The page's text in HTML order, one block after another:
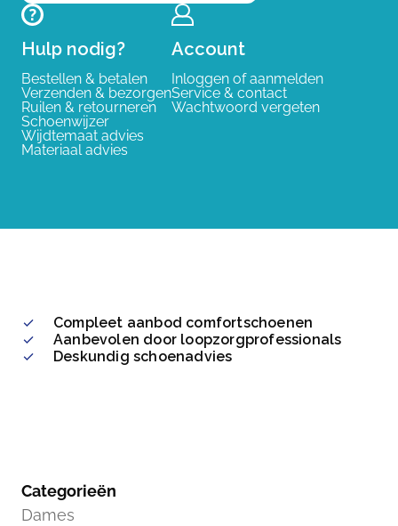
Hulp nodig?
Bestellen & betalen
Verzenden & bezorgen
Ruilen & retourneren
Schoenwijzer
Wijdtemaat advies
Materiaal advies
Account
Inloggen of aanmelden
Service & contact
Wachtwoord vergeten
Compleet aanbod comfortschoenen
Aanbevolen door loopzorgprofessionals
Deskundig schoenadvies
Categorieën
Dames